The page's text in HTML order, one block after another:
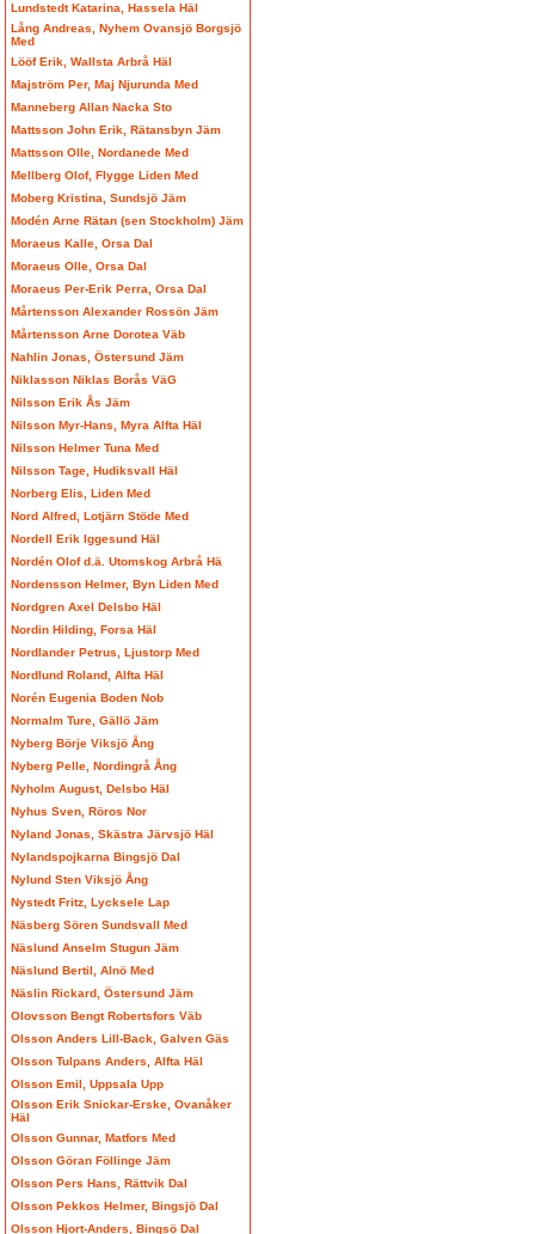
Lundstedt Katarina, Hassela Häl
Lång Andreas, Nyhem Ovansjö Borgsjö
Med
Lööf Erik, Wallsta Arbrå Häl
Majström Per, Maj Njurunda Med
Manneberg Allan Nacka Sto
Mattsson John Erik, Rätansbyn Jäm
Mattsson Olle, Nordanede Med
Mellberg Olof, Flygge Liden Med
Moberg Kristina, Sundsjö Jäm
Modén Arne Rätan (sen Stockholm) Jäm
Moraeus Kalle, Orsa Dal
Moraeus Olle, Orsa Dal
Moraeus Per-Erik Perra, Orsa Dal
Mårtensson Alexander Rossön Jäm
Mårtensson Arne Dorotea Väb
Nahlin Jonas, Östersund Jäm
Niklasson Niklas Borås VäG
Nilsson Erik Ås Jäm
Nilsson Myr-Hans, Myra Alfta Häl
Nilsson Helmer Tuna Med
Nilsson Tage, Hudiksvall Häl
Norberg Elis, Liden Med
Nord Alfred, Lotjärn Stöde Med
Nordell Erik Iggesund Häl
Nordén Olof d.ä. Utomskog Arbrå Hä
Nordensson Helmer, Byn Liden Med
Nordgren Axel Delsbo Häl
Nordin Hilding, Forsa Häl
Nordlander Petrus, Ljustorp Med
Nordlund Roland, Alfta Häl
Norén Eugenia Boden Nob
Normalm Ture, Gällö Jäm
Nyberg Börje Viksjö Ång
Nyberg Pelle, Nordingrå Ång
Nyholm August, Delsbo Häl
Nyhus Sven, Röros Nor
Nyland Jonas, Skästra Järvsjö Häl
Nylandspojkarna Bingsjö Dal
Nylund Sten Viksjö Ång
Nystedt Fritz, Lycksele Lap
Näsberg Sören Sundsvall Med
Näslund Anselm Stugun Jäm
Näslund Bertil, Alnö Med
Näslin Rickard, Östersund Jäm
Olovsson Bengt Robertsfors Väb
Olsson Anders Lill-Back, Galven Gäs
Olsson Tulpans Anders, Alfta Häl
Olsson Emil, Uppsala Upp
Olsson Erik Snickar-Erske, Ovanåker
Häl
Olsson Gunnar, Matfors Med
Olsson Göran Föllinge Jäm
Olsson Pers Hans, Rättvik Dal
Olsson Pekkos Helmer, Bingsjö Dal
Olsson Hjort-Anders, Bingsö Dal